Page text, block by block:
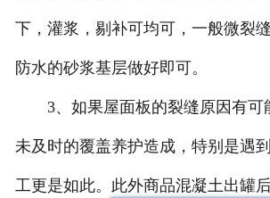
下，灌浆，剔补可均可，一般微裂
防水的砂浆基层做好即可。
3、如果屋面板的裂缝原因有可
未及时的覆盖养护造成，特别是遇
工更是如此。此外商品混凝土出罐